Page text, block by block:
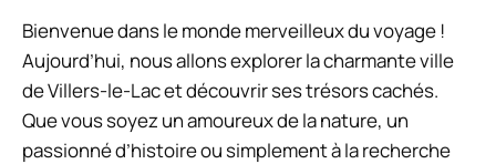
Bienvenue dans le monde merveilleux du voyage !
Aujourd’hui, nous allons explorer la charmante ville
de Villers-le-Lac et découvrir ses trésors cachés.
Que vous soyez un amoureux de la nature, un
passionné d’histoire ou simplement à la recherche